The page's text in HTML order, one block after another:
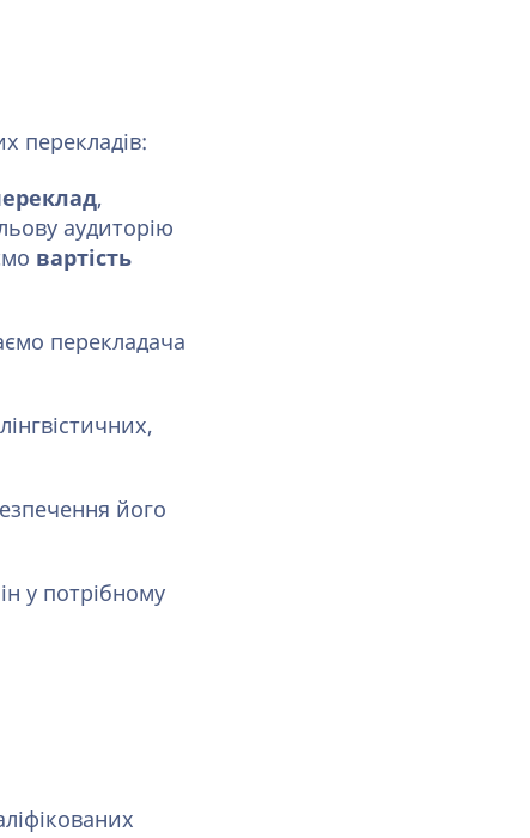
перекладів:
,
аудиторію
вартість
перекладача
його
у потрібному